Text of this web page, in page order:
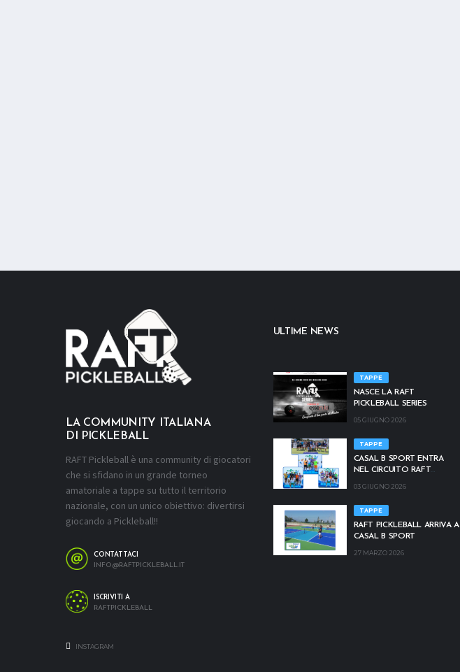
LA COMMUNITY ITALIANA
DI PICKLEBALL
RAFT Pickleball è una community di giocatori
che si sfidano in un grande torneo
amatoriale a tappe su tutto il territorio
nazionale, con un unico obiettivo: divertirsi
giocando a Pickleball!!
CONTATTACI
INFO@RAFTPICKLEBALL.IT
ISCRIVITI A
RAFTPICKLEBALL
INSTAGRAM
ULTIME NEWS
TAPPE
NASCE LA RAFT
PICKLEBALL SERIES
05 GIUGNO 2026
TAPPE
CASAL B SPORT ENTRA
NEL CIRCUITO RAFT
03 GIUGNO 2026
TAPPE
RAFT PICKLEBALL ARRIVA A
CASAL B SPORT
27 MARZO 2026